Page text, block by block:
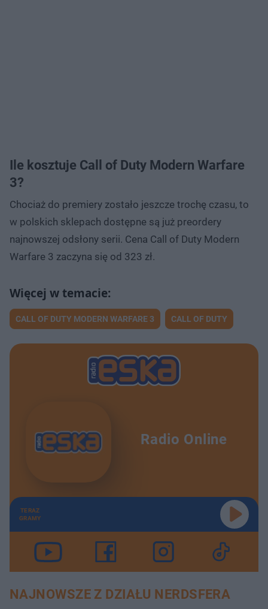
Ile kosztuje Call of Duty Modern Warfare
3?
Chociaż do premiery zostało jeszcze trochę czasu, to
w polskich sklepach dostępne są już preordery
najnowszej odsłony serii. Cena Call of Duty Modern
Warfare 3 zaczyna się od 323 zł.
CALL OF DUTY MODERN WARFARE 3 CALL OF DUTY
Radio Online
TERAZ
GRAMY
NAJNOWSZE Z DZIAŁU NERDSFERA